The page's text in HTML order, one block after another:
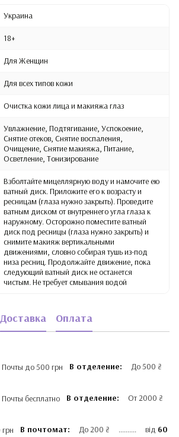
Украина
18+
Для Женщин
Для всех типов кожи
Очистка кожи лица и макияжа глаз
Увлажнение, Подтягивание, Успокоение,
Снятие отеков, Снятие воспаления,
Очищение, Снятие макияжа, Питание,
Осветление, Тонизирование
Взболтайте мицеллярную воду и намочите ею
ватный диск. Приложите его к возрасту и
ресницам (глаза нужно закрыть). Проведите
ватным диском от внутреннего угла глаза к
наружному. Осторожно поместите ватный
диск под ресницы (глаза нужно закрыть) и
снимите макияж вертикальными
движениями, словно собирая тушь из-под
низа ресниц. Продолжайте движение, пока
следующий ватный диск не останется
чистым. Не требует смывания водой
Доставка Оплата
В отделение: До 500 ₴
В отделение: От 2000 ₴
В почтомат: До 200 ₴ .......... від 60